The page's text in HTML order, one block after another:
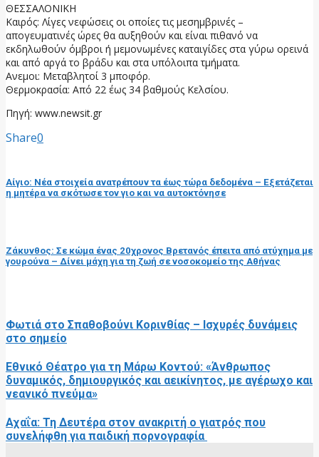
ΘΕΣΣΑΛΟΝΙΚΗ
Καιρός: Λίγες νεφώσεις οι οποίες τις μεσημβρινές –
απογευματινές ώρες θα αυξηθούν και είναι πιθανό να
εκδηλωθούν όμβροι ή μεμονωμένες καταιγίδες στα γύρω ορεινά
και από αργά το βράδυ και στα υπόλοιπα τμήματα.
Ανεμοι: Μεταβλητοί 3 μποφόρ.
Θερμοκρασία: Από 22 έως 34 βαθμούς Κελσίου.
Πηγή: www.newsit.gr
Share0
Αίγιο: Nέα στοιχεία ανατρέπουν τα έως τώρα δεδομένα – Εξετάζεται
η μητέρα να σκότωσε τον γιο και να αυτοκτόνησε
Ζάκυνθος: Σε κώμα ένας 20χρονος Βρετανός έπειτα από ατύχημα με
γουρούνα – Δίνει μάχη για τη ζωή σε νοσοκομείο της Αθήνας
Φωτιά στο Σπαθοβούνι Κορινθίας – Ισχυρές δυνάμεις
στο σημείο
Εθνικό Θέατρο για τη Μάρω Κοντού: «Άνθρωπος
δυναμικός, δημιουργικός και αεικίνητος, με αγέρωχο και
νεανικό πνεύμα»
Αχαΐα: Τη Δευτέρα στον ανακριτή ο γιατρός που
συνελήφθη για παιδική πορνογραφία